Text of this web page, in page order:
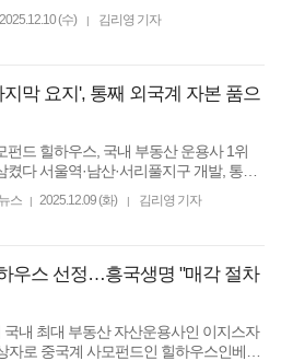
원대로 끌어올렸다. 이는 국내 ...
2025.12.10 (수) | 김리영 기자
지막 요지', 통째 외국계 자본 품으
펀드 힐하우스, 국내 부동산 운용사 1위
켰다 서울역·남산·서리풀지구 개발, 통째
이지스자산운용 경영권이 외국계 사모
뉴스 | 2025.12.09 (화) | 김리영 기자
우스 선정…흥국생명 "매각 절차
국내 최대 부동산 자산운용사인 이지스자
로 중국계 사모펀드인 힐하우스인베스